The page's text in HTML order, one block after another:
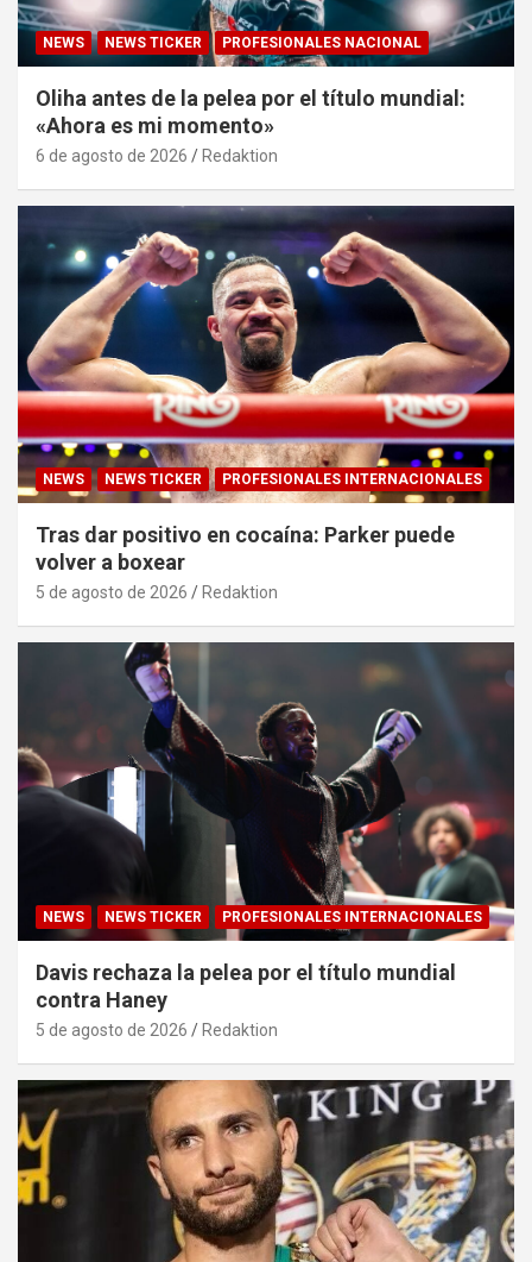
NEWS NEWS TICKER PROFESIONALES NACIONAL
Oliha antes de la pelea por el título mundial:
«Ahora es mi momento»
6 de agosto de 2026 Redaktion
NEWS NEWS TICKER PROFESIONALES INTERNACIONALES
Tras dar positivo en cocaína: Parker puede
volver a boxear
5 de agosto de 2026 Redaktion
NEWS NEWS TICKER PROFESIONALES INTERNACIONALES
Davis rechaza la pelea por el título mundial
contra Haney
5 de agosto de 2026 Redaktion